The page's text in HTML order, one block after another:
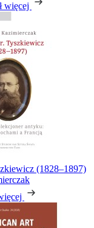
więcej
(1828–1897)